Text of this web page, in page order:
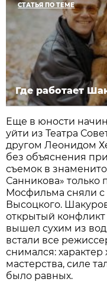
СТАТЬЯ ПО ТЕМЕ
Где работает
Еще в юности
уйти из Театра
другом Леонидом
без объяснения
съемок в
Санникова» только
Мосфильма сняли
Высоцкого.
открытый
вышел сухим из
встали все
снимался:
мастерства, силе
было равных.